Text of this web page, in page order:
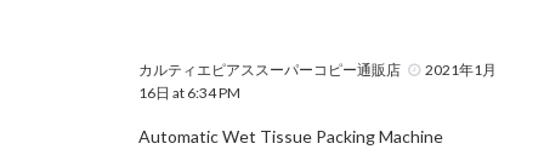
カルティエピアススーパーコピー通販店
2021年1月
16日 at 6:34 PM
Automatic Wet Tissue Packing Machine